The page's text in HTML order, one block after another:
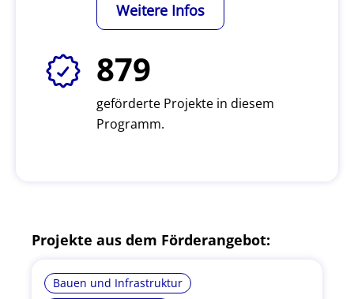
Weitere Infos
879
geförderte Projekte in diesem
Programm.
Projekte aus dem Förderangebot:
Bauen und Infrastruktur